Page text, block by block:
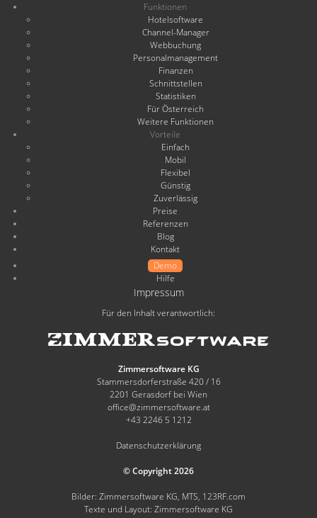
Funktionen
Hotelsoftware
Channel-Manager
Webbuchung
Personalmanagement
Finanzen
Schnittstellen
Statistiken
Für Österreich
Weitere Funktionen
Vorteile
Einfach
Mobil
Flexibel
Günstig
Zuverlässig
Preise
Referenzen
Blog
Kontakt
Demo
Hilfe
Impressum
Für den Inhalt verantwortlich:
Zimmersoftware KG
Stammersdorferstraße 420 / 16
2201 Gerasdorf bei Wien
office@zimmersoftware.at
+43 2246 5 1212
Datenschutzerklärung
© Copyright 2026
Bilder: Zimmersoftware KG, MTS, 123RF.com
Texte und Layout: Zimmersoftware KG